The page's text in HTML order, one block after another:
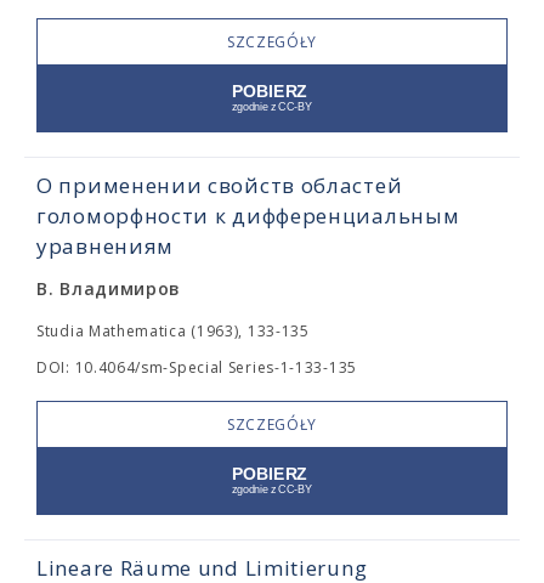
SZCZEGÓŁY
О применении свойств областей
голоморфности к дифференциальным
уравнениям
В. Владимиров
Studia Mathematica (1963), 133-135
DOI: 10.4064/sm-Special Series-1-133-135
SZCZEGÓŁY
Lineare Räume und Limitierung